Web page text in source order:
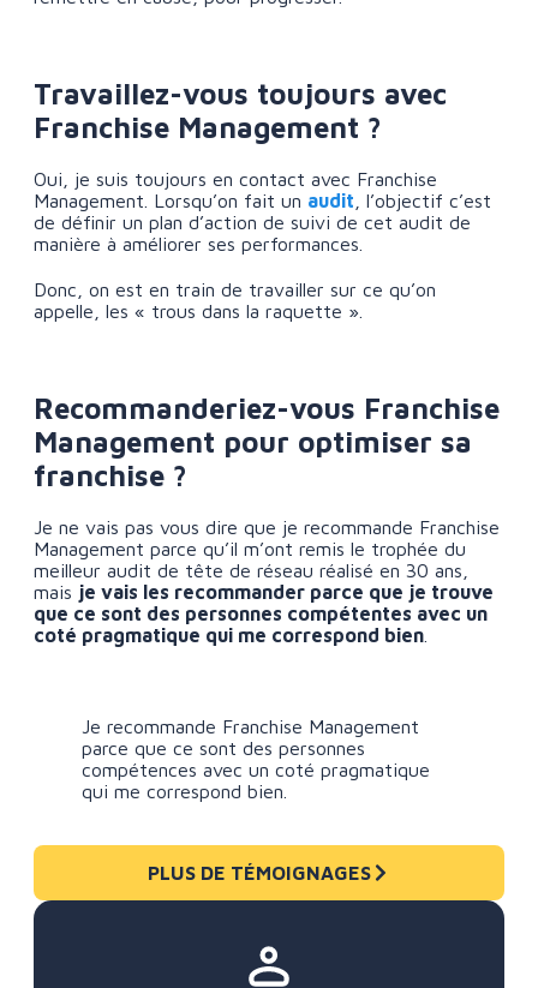
Travaillez-vous toujours avec
Franchise Management ?
Oui, je suis toujours en contact avec Franchise
Management. Lorsqu’on fait un audit , l’objectif c’est
de définir un plan d’action de suivi de cet audit de
manière à améliorer ses performances.
Donc, on est en train de travailler sur ce qu’on
appelle, les « trous dans la raquette ».
Recommanderiez-vous Franchise
Management pour optimiser sa
franchise ?
Je ne vais pas vous dire que je recommande Franchise
Management parce qu’il m’ont remis le trophée du
meilleur audit de tête de réseau réalisé en 30 ans,
mais je vais les recommander parce que je trouve
que ce sont des personnes compétentes avec un
coté pragmatique qui me correspond bien
Je recommande Franchise Management
parce que ce sont des personnes
compétences avec un coté pragmatique
qui me correspond bien.
PLUS DE TÉMOIGNAGES